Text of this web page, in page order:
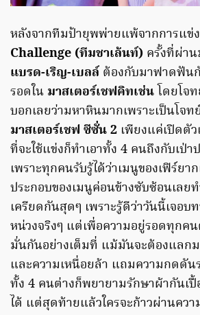
หลังจากทีมป้ายุพพ่ายแพ้จากการแข่ง
Challenge (ทีมชาเล้นท์) ครั้งที่ผ่าน
แบรด-เริญ-เบลล์ ต้องกับมาฟาดฟัน
รอดใน มาสเตอร์เชฟคิทเช่น โดยโจ
บอกเลยว่ามหาหินมากเพราะเป็นโจท
มาสเตอร์เชฟ ซีซั่น 2 เพียงแค่เปิดตั
ที่จะใช้แข่งก็ทำเอาทั้ง 4 คนถึงกับเป่
เพราะทุกคนรับรู้ได้ว่าเมนูของเฟิร์ย
ประกอบของเมนูค่อนข้างซับซ้อนเลย
เครียดกันสุดๆ เพราะรู้ดีว่าวันนี้เจอ
หน่วงจริงๆ แต่เพื่อความอยู่รอดทุกค
มั่นกันอย่างเต็มที่ แม้มันจะต้องแลก
และความเหนื่อยล้า แถมความกดดั
ทั้ง 4 คนต่างก็พยายามรักษาผ้ากันเปื้
ได้ แต่สุดท้ายแล้วใครจะก้าวผ่านคว